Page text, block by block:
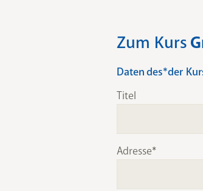
Zum Kurs
Daten des*der
Titel
Adresse